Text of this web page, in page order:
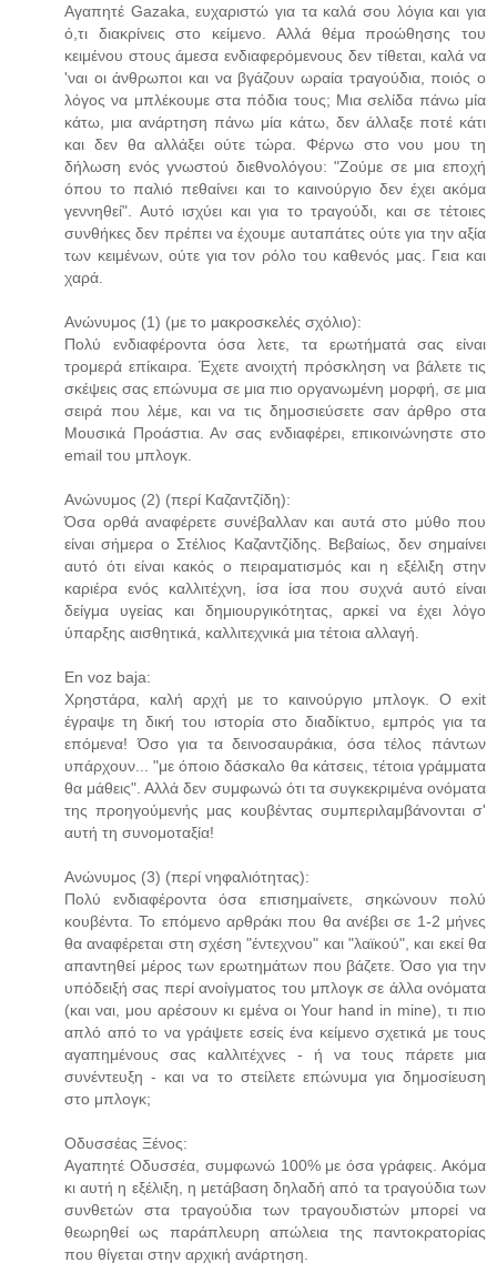
Αγαπητέ Gazaka, ευχαριστώ για τα καλά σου λόγια και για
ό,τι διακρίνεις στο κείμενο. Αλλά θέμα προώθησης του
κειμένου στους άμεσα ενδιαφερόμενους δεν τίθεται, καλά να
'ναι οι άνθρωποι και να βγάζουν ωραία τραγούδια, ποιός ο
λόγος να μπλέκουμε στα πόδια τους; Μια σελίδα πάνω μία
κάτω, μια ανάρτηση πάνω μία κάτω, δεν άλλαξε ποτέ κάτι
και δεν θα αλλάξει ούτε τώρα. Φέρνω στο νου μου τη
δήλωση ενός γνωστού διεθνολόγου: "Ζούμε σε μια εποχή
όπου το παλιό πεθαίνει και το καινούργιο δεν έχει ακόμα
γεννηθεί". Αυτό ισχύει και για το τραγούδι, και σε τέτοιες
συνθήκες δεν πρέπει να έχουμε αυταπάτες ούτε για την αξία
των κειμένων, ούτε για τον ρόλο του καθενός μας. Γεια και
χαρά.
Ανώνυμος (1) (με το μακροσκελές σχόλιο):
Πολύ ενδιαφέροντα όσα λετε, τα ερωτήματά σας είναι
τρομερά επίκαιρα. Έχετε ανοιχτή πρόσκληση να βάλετε τις
σκέψεις σας επώνυμα σε μια πιο οργανωμένη μορφή, σε μια
σειρά που λέμε, και να τις δημοσιεύσετε σαν άρθρο στα
Μουσικά Προάστια. Αν σας ενδιαφέρει, επικοινώνηστε στο
email του μπλογκ.
Ανώνυμος (2) (περί Καζαντζίδη):
Όσα ορθά αναφέρετε συνέβαλλαν και αυτά στο μύθο που
είναι σήμερα ο Στέλιος Καζαντζίδης. Βεβαίως, δεν σημαίνει
αυτό ότι είναι κακός ο πειραματισμός και η εξέλιξη στην
καριέρα ενός καλλιτέχνη, ίσα ίσα που συχνά αυτό είναι
δείγμα υγείας και δημιουργικότητας, αρκεί να έχει λόγο
ύπαρξης αισθητικά, καλλιτεχνικά μια τέτοια αλλαγή.
En voz baja:
Χρηστάρα, καλή αρχή με το καινούργιο μπλογκ. O exit
έγραψε τη δική του ιστορία στο διαδίκτυο, εμπρός για τα
επόμενα! Όσο για τα δεινοσαυράκια, όσα τέλος πάντων
υπάρχουν... "με όποιο δάσκαλο θα κάτσεις, τέτοια γράμματα
θα μάθεις". Αλλά δεν συμφωνώ ότι τα συγκεκριμένα ονόματα
της προηγούμενής μας κουβέντας συμπεριλαμβάνονται σ'
αυτή τη συνομοταξία!
Ανώνυμος (3) (περί νηφαλιότητας):
Πολύ ενδιαφέροντα όσα επισημαίνετε, σηκώνουν πολύ
κουβέντα. Το επόμενο αρθράκι που θα ανέβει σε 1-2 μήνες
θα αναφέρεται στη σχέση "έντεχνου" και "λαϊκού", και εκεί θα
απαντηθεί μέρος των ερωτημάτων που βάζετε. Όσο για την
υπόδειξή σας περί ανοίγματος του μπλογκ σε άλλα ονόματα
(και ναι, μου αρέσουν κι εμένα οι Your hand in mine), τι πιο
απλό από το να γράψετε εσείς ένα κείμενο σχετικά με τους
αγαπημένους σας καλλιτέχνες - ή να τους πάρετε μια
συνέντευξη - και να το στείλετε επώνυμα για δημοσίευση
στο μπλογκ;
Οδυσσέας Ξένος:
Αγαπητέ Οδυσσέα, συμφωνώ 100% με όσα γράφεις. Ακόμα
κι αυτή η εξέλιξη, η μετάβαση δηλαδή από τα τραγούδια των
συνθετών στα τραγούδια των τραγουδιστών μπορεί να
θεωρηθεί ως παράπλευρη απώλεια της παντοκρατορίας
που θίγεται στην αρχική ανάρτηση.